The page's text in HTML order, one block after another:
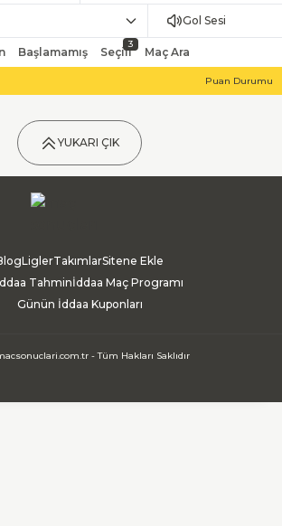
Gol Sesi
Başlamamış Seçili
3
Maç Ara
Puan Durumu
YUKARI ÇIK
LiglerTakımlarSitene Ekle
Tahminİddaa Maç Programı
Günün İddaa Kuponları
- Tüm Hakları Saklıdır